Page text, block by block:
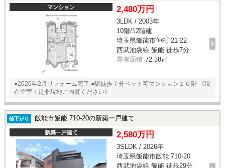
マンション 2,480万円
3LDK / 2003年
10階/12階建
埼玉県飯能市仲町 21-22
西武池袋線 飯能 徒歩7分
専有面積 72.38㎡
●2026年2月リフォーム完了 ●駅徒歩７分ペット可マンション１０階 《現
在空室！是非現地ご内覧ください》
値下がり 飯能市飯能 710-20の新築一戸建て
新築一戸建て 2,580万円
3SLDK / 2026年
埼玉県飯能市飯能 710-20
西武池袋線 飯能 徒歩29分